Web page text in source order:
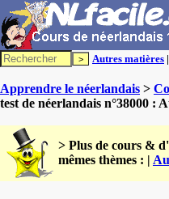
Autres matières
Apprendre le néerlandais >
test de néerlandais n°38000 :
> Plus de cours &
mêmes thèmes : |